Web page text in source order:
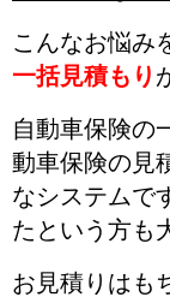
こんなお悩み
一括見積もり
自動車保険の
動車保険の見
なシステムで
た という方も
お見積りはも